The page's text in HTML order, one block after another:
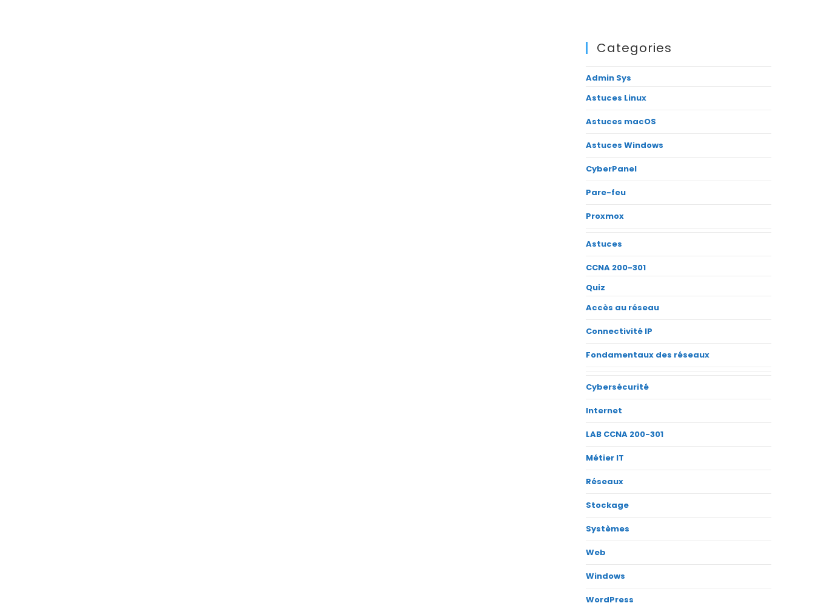
Categories
Admin Sys
Astuces Linux
Astuces macOS
Astuces Windows
CyberPanel
Pare-feu
Proxmox
Astuces
CCNA 200-301
Quiz
Accès au réseau
Connectivité IP
Fondamentaux des réseaux
Cybersécurité
Internet
LAB CCNA 200-301
Métier IT
Réseaux
Stockage
Systèmes
Web
Windows
WordPress